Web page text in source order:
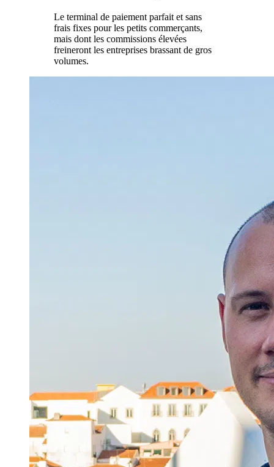
Le terminal de paiement parfait et sans
frais fixes pour les petits commerçants,
mais dont les commissions élevées
freineront les entreprises brassant de gros
volumes.